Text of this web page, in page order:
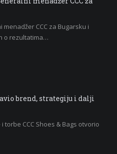
CCC za Bugarsku i
o rezultatima…
brend, strategiju i dalji
CCC Shoes & Bags otvorio